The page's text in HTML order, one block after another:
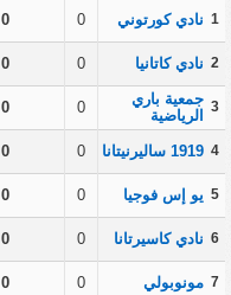
1 نادي كورتوني 0
0
2 نادي كاتانيا 0
0
3 جمعية باري
الرياضية
0
0
4 1919 ساليرنيتانا 0
0
5 يو إس فوجيا 0
0
6 نادي كاسيرتانا 0
0
7 مونوبولي 0
0